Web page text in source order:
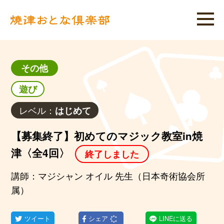
その他
遊び
レベル： はじめて
【募集終了】初めてのマジック教室in焼
津〈全4回〉
終了しました
講師：マジシャン オイル 先生（日本奇術協会所
属）
ツイート シェア LINEに送る